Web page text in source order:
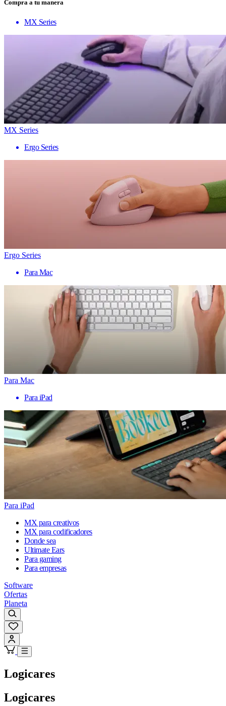
Compra a tu manera
MX Series
MX Series
Ergo Series
Ergo Series
Para Mac
Para Mac
Para iPad
Para iPad
MX para creativos
MX para codificadores
Donde sea
Ultimate Ears
Para gaming
Para empresas
Software
Ofertas
Planeta
Logicares
Logicares